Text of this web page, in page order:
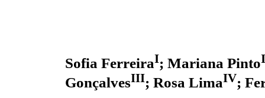
Sofia FerreiraI; Mariana PintoI
GonçalvesIII; Rosa LimaIV;